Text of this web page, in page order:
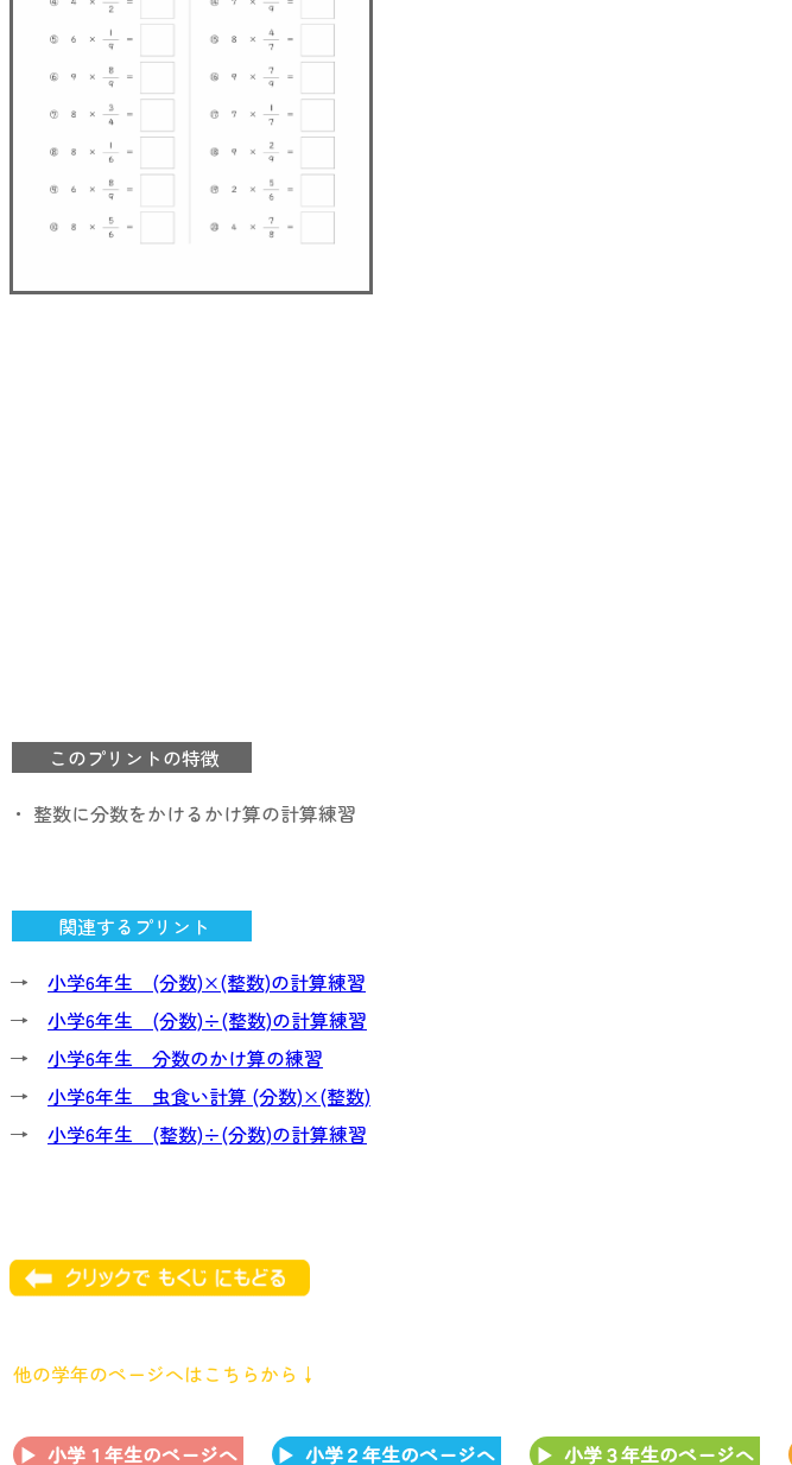
このプリントの特徴
・ 整数に分数をかけるかけ算の計算練習
関連するプリント
→ 小学6年生 (分数)×(整数)の計算練習
→ 小学6年生 (分数)÷(整数)の計算練習
→ 小学6年生 分数のかけ算の練習
→ 小学6年生 虫食い計算 (分数)×(整数)
→ 小学6年生 (整数)÷(分数)の計算練習
他の学年のページへはこちらから↓
小学１年生のページへ 小学２年生のページへ 小学３年生のページへ